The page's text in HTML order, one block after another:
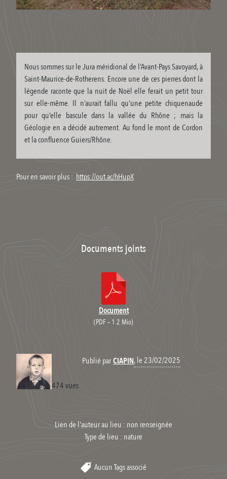
Nous sommes sur le Jura méridional de l’Avant-Pays Savoyard, à
Saint-Maurice-de-Rotherens. Encore une de ces pierres dont la
légende raconte que la nuit de Noël elle ferait un petit tour
sur elle-même. Il n’aurait fallu qu’une petite chiquenaude
pour qu’elle bascule dans la vallée du Rhône ; mais la
Géologie en a décidé autrement. Au fond le mont de Cordon
et la confluence Guiers/Rhône.
Pour en savoir plus : https://out.ac/hHupX
Documents joints
Document
(PDF – 1.2 Mio)
Publié par CIAPIN, le 23/02/2025
474 vues
Lien de l'auteur au lieu : non renseignée
Type de lieu : nature
Aucun Tags associé